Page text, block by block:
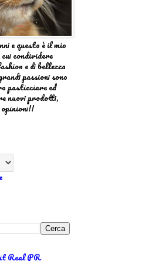
e questo è il mio
condividere
e di bellezza
passioni sono
pasticciare ed
nuovi prodotti,
opinioni!!